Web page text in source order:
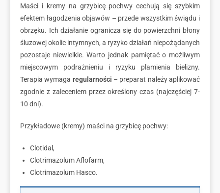
Maści i kremy na grzybicę pochwy cechują się szybkim
efektem łagodzenia objawów – przede wszystkim świądu i
obrzęku. Ich działanie ogranicza się do powierzchni błony
śluzowej okolic intymnych, a ryzyko działań niepożądanych
pozostaje niewielkie. Warto jednak pamiętać o możliwym
miejscowym podrażnieniu i ryzyku plamienia bielizny.
Terapia wymaga regularności – preparat należy aplikować
zgodnie z zaleceniem przez określony czas (najczęściej 7-
10 dni).
Przykładowe (kremy) maści na grzybicę pochwy:
Clotidal,
Clotrimazolum Aflofarm,
Clotrimazolum Hasco.